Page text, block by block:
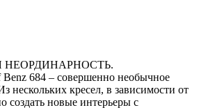
684 – совершенно необычное
нескольких кресел, в зависимости от
создать новые интерьеры с